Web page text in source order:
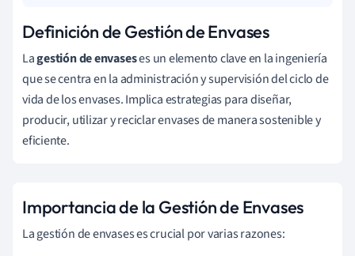
Definición de Gestión de Envases
Lagestión de envaseses un elemento clave en la ingeniería
que se centra en la administración y supervisión del ciclo de
vida de los envases. Implica estrategias para diseñar,
producir, utilizar y reciclar envases de manera sostenible y
eficiente.
Importancia de la Gestión de Envases
La gestión de envases es crucial por varias razones: